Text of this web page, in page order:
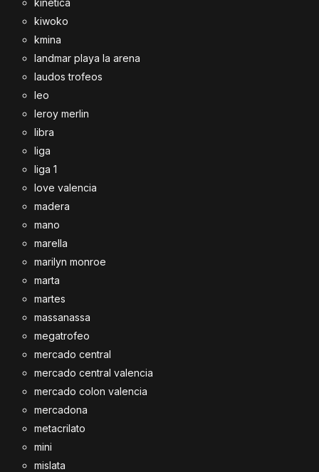
kinetica
kiwoko
kmina
landmar playa la arena
laudos trofeos
leo
leroy merlin
libra
liga
liga 1
love valencia
madera
mano
marella
marilyn monroe
marta
martes
massanassa
megatrofeo
mercado central
mercado central valencia
mercado colon valencia
mercadona
metacrilato
mini
mislata